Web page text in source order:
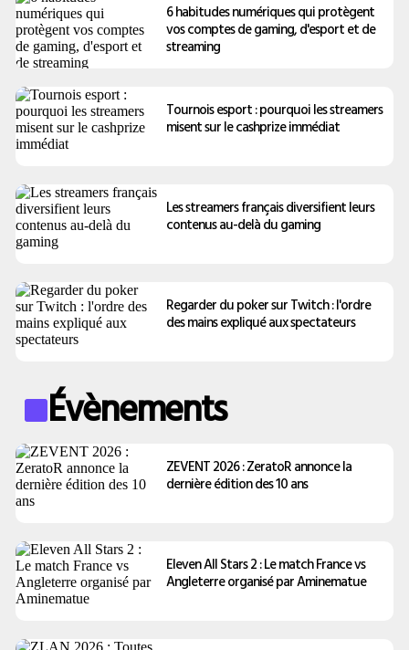
6 habitudes numériques qui protègent
vos comptes de gaming, d'esport et de
streaming
Tournois esport : pourquoi les streamers
misent sur le cashprize immédiat
Les streamers français diversifient leurs
contenus au-delà du gaming
Regarder du poker sur Twitch : l'ordre
des mains expliqué aux spectateurs
Évènements
ZEVENT 2026 : ZeratoR annonce la
dernière édition des 10 ans
Eleven All Stars 2 : Le match France vs
Angleterre organisé par Aminematue